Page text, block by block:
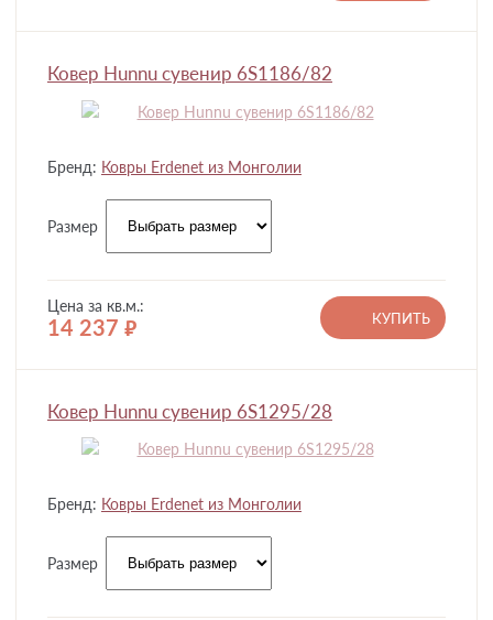
Ковер Hunnu сувенир 6S1186/82
Бренд: Ковры Erdenet из Монголии
Размер
Цена за кв.м.:
14 237 руб.
КУПИТЬ
Ковер Hunnu сувенир 6S1295/28
Бренд: Ковры Erdenet из Монголии
Размер